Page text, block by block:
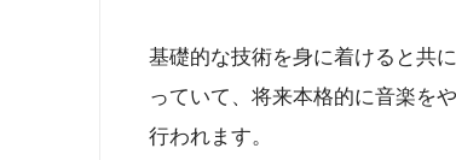
基礎的な技術を身に着けると共
っていて、将来本格的に音楽を
行われます。